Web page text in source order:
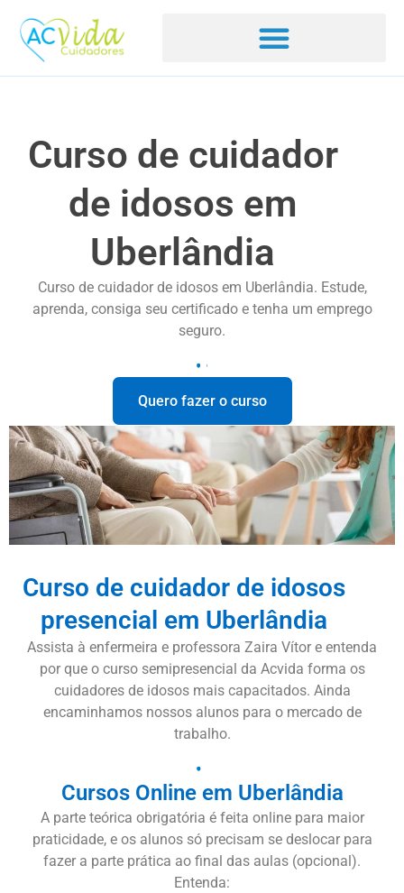
Curso de cuidador
de idosos em
Uberlândia
Curso de cuidador de idosos em Uberlândia. Estude,
aprenda, consiga seu certificado e tenha um emprego
seguro.
Quero fazer o curso
Curso de cuidador de idosos
presencial em Uberlândia
Assista à enfermeira e professora Zaira Vítor e entenda
por que o curso semipresencial da Acvida forma os
cuidadores de idosos mais capacitados. Ainda
encaminhamos nossos alunos para o mercado de
trabalho.
Cursos Online em Uberlândia
A parte teórica obrigatória é feita online para maior
praticidade, e os alunos só precisam se deslocar para
fazer a parte prática ao final das aulas (opcional).
Entenda: